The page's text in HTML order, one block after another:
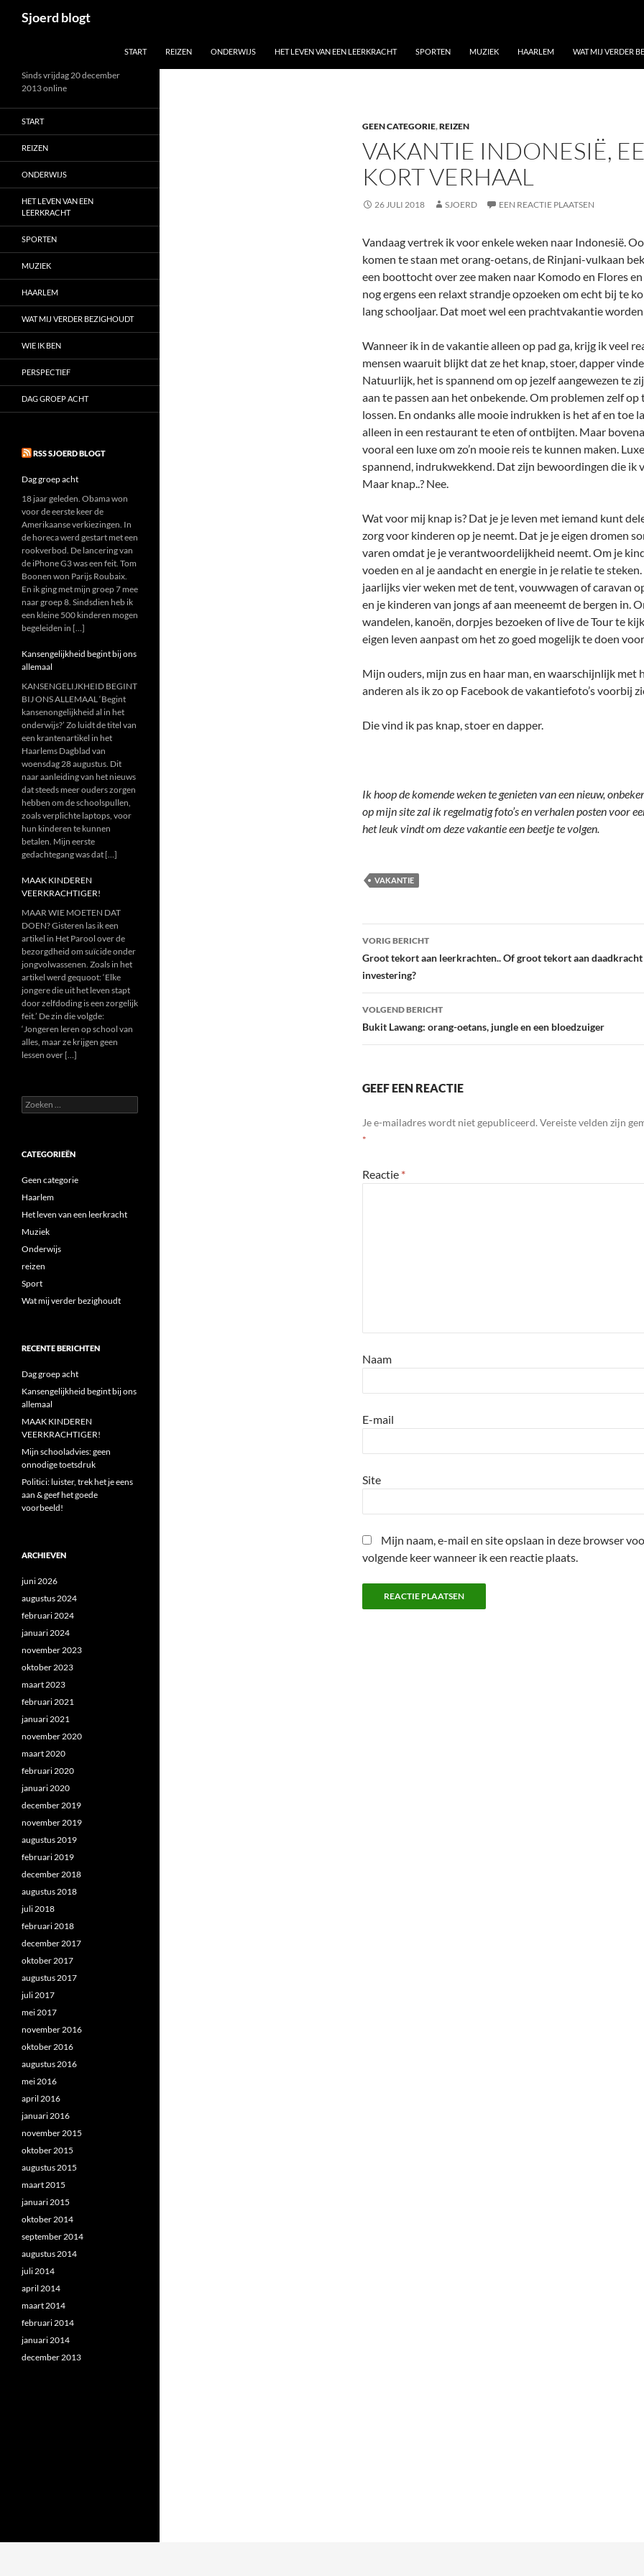
Sjoerd blogt
START REIZEN ONDERWIJS HET LEVEN VAN EEN LEERKRACHT SPORTEN MUZIEK HAARLEM WAT MIJ VERDER
GEEN CATEGORIE,REIZEN
VAKANTIE INDONESIË,
KORT VERHAAL
26 JULI 2018 SJOERD EEN REACTIE PLAATSEN
Vandaag vertrek ik voor enkele weken naar Indonesië.
komen te staan met orang-oetans, de Rinjani-vulkaan
een boottocht over zee maken naar Komodo en Flores
nog ergens een relaxt strandje opzoeken om echt bij te
lang schooljaar. Dat moet wel een prachtvakantie
Wanneer ik in de vakantie alleen op pad ga, krijg ik veel
mensen waaruit blijkt dat ze het knap, stoer, dapper
Natuurlijk, het is spannend om op jezelf aangewezen te
aan te passen aan het onbekende. Om problemen zelf op
lossen. En ondanks alle mooie indrukken is het af en toe
alleen in een restaurant te eten of ontbijten. Maar
vooral een luxe om zo’n mooie reis te kunnen maken.
spannend, indrukwekkend. Dat zijn bewoordingen die ik
Maar knap..? Nee.
Wat voor mij knap is? Dat je je leven met iemand kunt
zorg voor kinderen op je neemt. Dat je je eigen dromen
varen omdat je je verantwoordelijkheid neemt. Om je
voeden en al je aandacht en energie in je relatie te
jaarlijks vier weken met de tent, vouwwagen of caravan
en je kinderen van jongs af aan meeneemt de bergen in.
wandelen, kanoën, dorpjes bezoeken of live de Tour te
eigen leven aanpast om het zo goed mogelijk te doen
Mijn ouders, mijn zus en haar man, en waarschijnlijk met
anderen als ik zo op Facebook de vakantiefoto’s voorbij
Die vind ik pas knap, stoer en dapper.
Ik hoop de komende weken te genieten van een nieuw,
op mijn site zal ik regelmatig foto’s en verhalen posten voor
het leuk vindt om deze vakantie een beetje te volgen.
VAKANTIE
Bericht
navigatie
VORIG BERICHT
Groot tekort aan leerkrachten.. Of groot tekort aan daadkracht
investering?
VOLGEND BERICHT
Bukit Lawang: orang-oetans, jungle en een bloedzuiger
GEEF EEN REACTIE
Je e-mailadres wordt niet gepubliceerd. Vereiste velden zijn
*
Reactie *
Naam
E-mail
Site
Mijn naam, e-mail en site opslaan in deze browser
volgende keer wanneer ik een reactie plaats.
Sinds vrijdag 20 december
2013 online
START
REIZEN
ONDERWIJS
HET LEVEN VAN EEN
LEERKRACHT
SPORTEN
MUZIEK
HAARLEM
WAT MIJ VERDER BEZIGHOUDT
WIE IK BEN
PERSPECTIEF
DAG GROEP ACHT
RSS SJOERD BLOGT
Dag groep acht
18 jaar geleden. Obama won
voor de eerste keer de
Amerikaanse verkiezingen. In
de horeca werd gestart met een
rookverbod. De lancering van
de iPhone G3 was een feit. Tom
Boonen won Parijs Roubaix.
En ik ging met mijn groep 7 mee
naar groep 8. Sindsdien heb ik
een kleine 500 kinderen mogen
begeleiden in […]
Kansengelijkheid begint bij ons
allemaal
KANSENGELIJKHEID BEGINT
BIJ ONS ALLEMAAL ‘Begint
kansenongelijkheid al in het
onderwijs?’ Zo luidt de titel van
een krantenartikel in het
Haarlems Dagblad van
woensdag 28 augustus. Dit
naar aanleiding van het nieuws
dat steeds meer ouders zorgen
hebben om de schoolspullen,
zoals verplichte laptops, voor
hun kinderen te kunnen
betalen. Mijn eerste
gedachtegang was dat […]
MAAK KINDEREN
VEERKRACHTIGER!
MAAR WIE MOETEN DAT
DOEN? Gisteren las ik een
artikel in Het Parool over de
bezorgdheid om suïcide onder
jongvolwassenen. Zoals in het
artikel werd gequoot: ‘Elke
jongere die uit het leven stapt
door zelfdoding is een zorgelijk
feit.’ De zin die volgde:
‘Jongeren leren op school van
alles, maar ze krijgen geen
lessen over […]
Zoeken
naar:
CATEGORIEËN
Geen categorie
Haarlem
Het leven van een leerkracht
Muziek
Onderwijs
reizen
Sport
Wat mij verder bezighoudt
RECENTE BERICHTEN
Dag groep acht
Kansengelijkheid begint bij ons
allemaal
MAAK KINDEREN
VEERKRACHTIGER!
Mijn schooladvies: geen
onnodige toetsdruk
Politici: luister, trek het je eens
aan & geef het goede
voorbeeld!
ARCHIEVEN
juni 2026
augustus 2024
februari 2024
januari 2024
november 2023
oktober 2023
maart 2023
februari 2021
januari 2021
november 2020
maart 2020
februari 2020
januari 2020
december 2019
november 2019
augustus 2019
februari 2019
december 2018
augustus 2018
juli 2018
februari 2018
december 2017
oktober 2017
augustus 2017
juli 2017
mei 2017
november 2016
oktober 2016
augustus 2016
mei 2016
april 2016
januari 2016
november 2015
oktober 2015
augustus 2015
maart 2015
januari 2015
oktober 2014
september 2014
augustus 2014
juli 2014
april 2014
maart 2014
februari 2014
januari 2014
december 2013